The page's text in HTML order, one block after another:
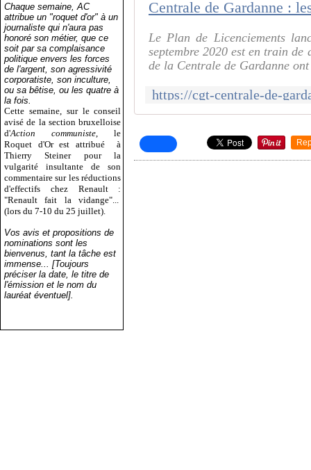
Chaque semaine, AC
attribue un "roquet d'or" à un
journaliste qui n'aura pas
honoré son métier, que ce
soit par sa complaisance
politique envers les forces
de l'argent, son agressivité
corporatiste, son inculture,
ou sa bêtise, ou les quatre à
la fois.
Cette semaine, sur le conseil
avisé de la section bruxelloise
d'Action communiste , le
Roquet d'Or est attribué
à
Thierry Steiner pour la
vulgarité insultante de son
commentaire sur les réductions
d'effectifs chez Renault :
"Renault fait la vidange"...
(lors du 7-10 du 25 juillet).
Vos avis et propositions de
nominations sont les
bienvenus, tant la tâche est
immense... [Toujours
préciser la date, le titre de
l'émission et le nom du
lauréat éventuel].
Le Plan de Licenciements
septembre 2020 est en train
de la Centrale de Gardanne